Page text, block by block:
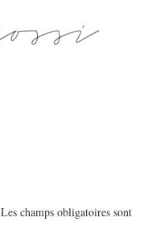
Les champs obligatoires sont